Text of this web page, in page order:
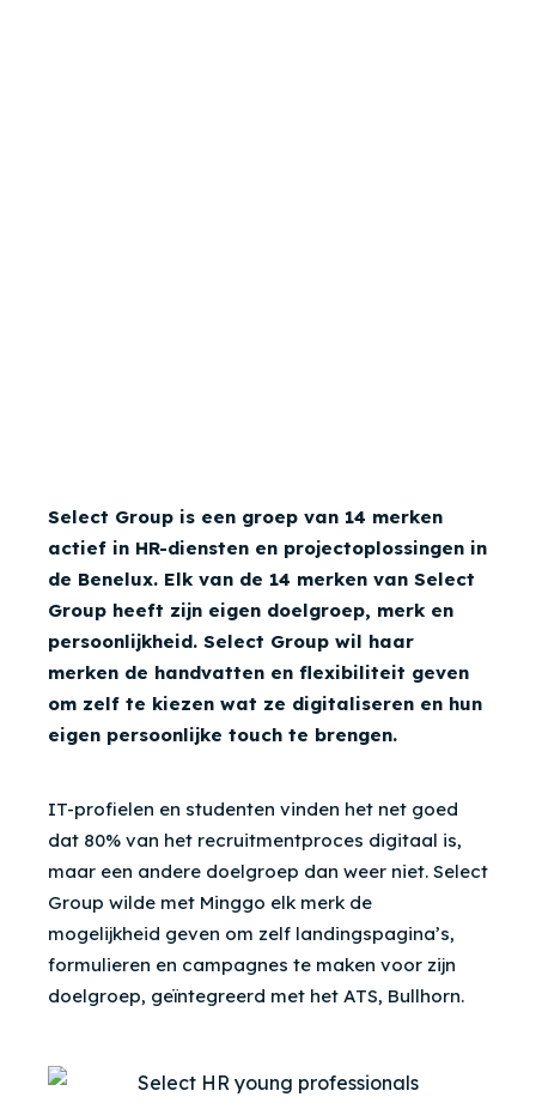
Select Group is een groep van 14 merken
actief in HR-diensten en projectoplossingen in
de Benelux. Elk van de 14 merken van Select
Group heeft zijn eigen doelgroep, merk en
persoonlijkheid. Select Group wil haar
merken de handvatten en flexibiliteit geven
om zelf te kiezen wat ze digitaliseren en hun
eigen persoonlijke touch te brengen.
IT-profielen en studenten vinden het net goed
dat 80% van het recruitmentproces digitaal is,
maar een andere doelgroep dan weer niet. Select
Group wilde met Minggo elk merk de
mogelijkheid geven om zelf landingspagina’s,
formulieren en campagnes te maken voor zijn
doelgroep, geïntegreerd met het ATS, Bullhorn.